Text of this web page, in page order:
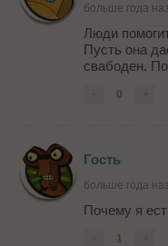
больше года
Люди
Пусть она
свабоден.
0
Гость
больше года
Почему я
1